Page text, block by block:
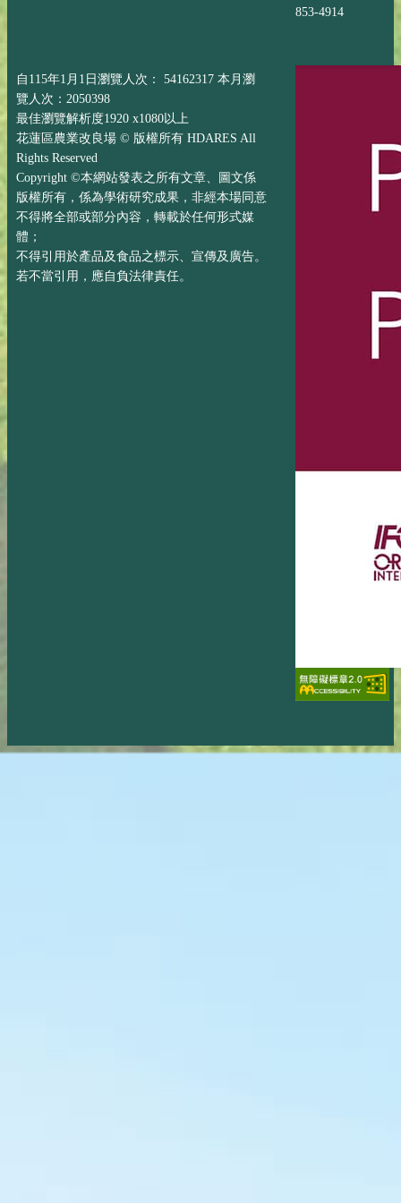
853-4914
自115年1月1日瀏覽人次： 54162317 本月瀏
覽人次：2050398
最佳瀏覽解析度1920 x1080以上
花蓮區農業改良場 © 版權所有 HDARES All
Rights Reserved
Copyright ©本網站發表之所有文章、圖文係
版權所有，係為學術研究成果，非經本場同意
不得將全部或部分內容，轉載於任何形式媒
體；
不得引用於產品及食品之標示、宣傳及廣告。
若不當引用，應自負法律責任。